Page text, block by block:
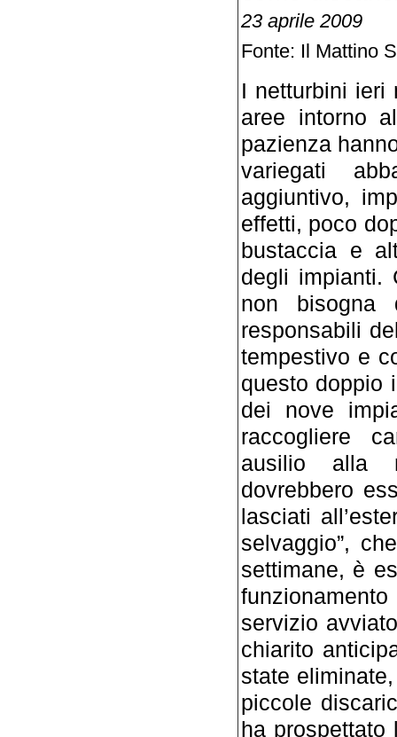
23 aprile 2009
Fonte: Il Mattino
I netturbini ieri
aree intorno
pazienza
variegati
aggiuntivo,
effetti, poco
bustaccia e
degli impianti.
non bisogna
responsabili
tempestivo e
questo doppio
dei nove
raccogliere
ausilio alla
dovrebbero
lasciati
selvaggio”,
settimane, è
servizio
chiarito
state
piccole
ha prospettato